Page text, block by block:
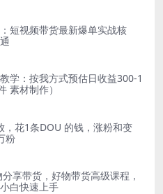
短视频带货最新爆单实战核
学：按我方式预估日收益300-1
素材制作）
，花1条DOU 的钱，涨粉和变
粉
享带货，好物带货高级课程，
白快速上手